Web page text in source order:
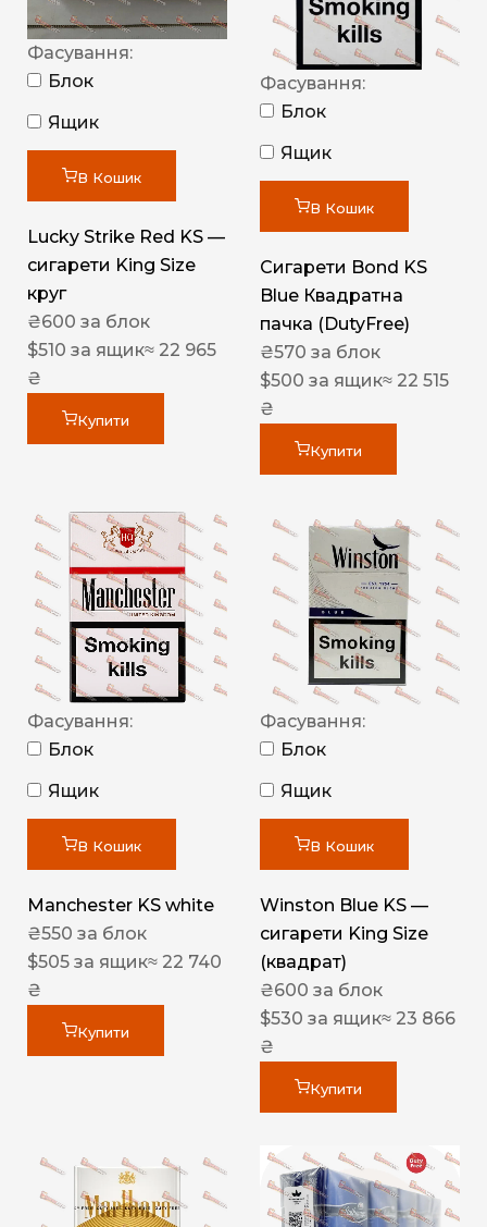
Фасування:
Блок
Ящик
В Кошик
Lucky Strike Red KS —
сигарети King Size
круг
₴600 за блок
$510 за ящик≈ 22 965
₴
Купити
Фасування:
Блок
Ящик
В Кошик
Сигарети Bond KS
Blue Квадратна
пачка (DutyFree)
₴570 за блок
$500 за ящик≈ 22 515
₴
Купити
Фасування:
Блок
Ящик
В Кошик
Manchester KS white
₴550 за блок
$505 за ящик≈ 22 740
₴
Купити
Фасування:
Блок
Ящик
В Кошик
Winston Blue KS —
сигарети King Size
(квадрат)
₴600 за блок
$530 за ящик≈ 23 866
₴
Купити